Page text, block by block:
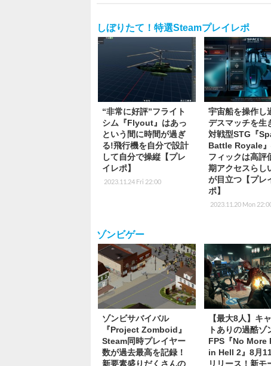
しぼりたて！特選Steamプレイレポ
“非常に好評”フライト
シム『Flyout』はあっ
という間に時間が過ぎ
る!飛行機を自分で設計
して自分で操縦【プレ
イレポ】
2023.11.24 Fri 22:00
宇宙船を操作し
デスマッチを生
対戦型STG『
Battle Royale
フィックは高評
期アクセスらし
が目立つ【プレ
ポ】
2023.11.20 Mon
ゾンビゲー
ゾンビサバイバル
『Project Zomboid』
Steam同時プレイヤー
数が過去最高を記録！
新要素盛りだくさんの
【最大8人】キ
トありの過酷ゾ
FPS『No More
in Hell 2』8月
リリース！新モ